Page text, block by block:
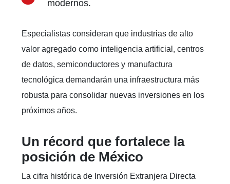
modernos.
Especialistas consideran que industrias de alto
valor agregado como inteligencia artificial, centros
de datos, semiconductores y manufactura
tecnológica demandarán una infraestructura más
robusta para consolidar nuevas inversiones en los
próximos años.
Un récord que fortalece la
posición de México
La cifra histórica de Inversión Extranjera Directa